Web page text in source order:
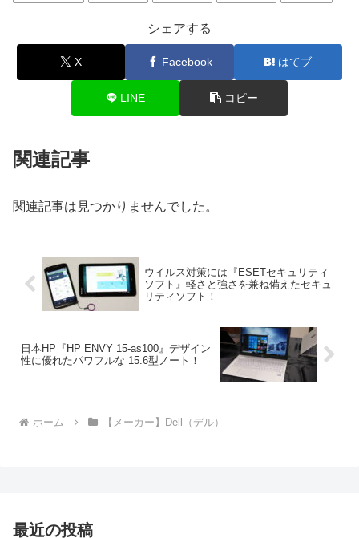
シェアする
X Facebook はてブ
LINE コピー
関連記事
関連記事は見つかりませんでした。
ウイルス対策には『ESETセキュリティ
ソフト』軽さと強さを兼ね備えたセキュ
リティソフト！
日本HP『HP ENVY 15-as100』デザイン
性に優れたパワフルな 15.6型ノート！
ホーム 【メーカー】Dell（デル）
最近の投稿